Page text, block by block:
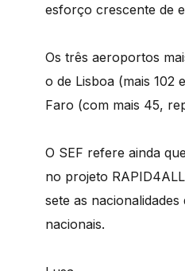
esforço crescente de
Os três aeroportos
o de Lisboa (mais 102
Faro (com mais 45,
O SEF refere ainda
no projeto
sete as
nacionais.